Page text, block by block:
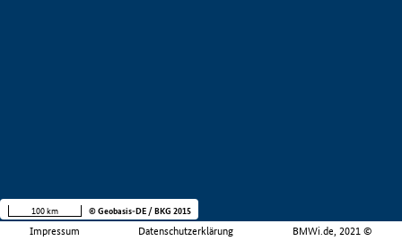
Impressum Datenschutzerklärung BMWi.de, 2021 ©
100 km © Geobasis-DE / BKG 2015